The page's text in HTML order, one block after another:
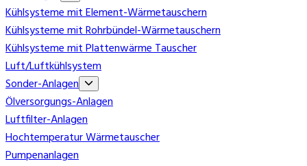
Kühlsysteme mit Element-Wärmetauschern
Kühlsysteme mit Rohrbündel-Wärmetauschern
Kühlsysteme mit Plattenwärme Tauscher
Luft/Luftkühlsystem
Sonder-Anlagen
Ölversorgungs-Anlagen
Luftfilter-Anlagen
Hochtemperatur Wärmetauscher
Pumpenanlagen